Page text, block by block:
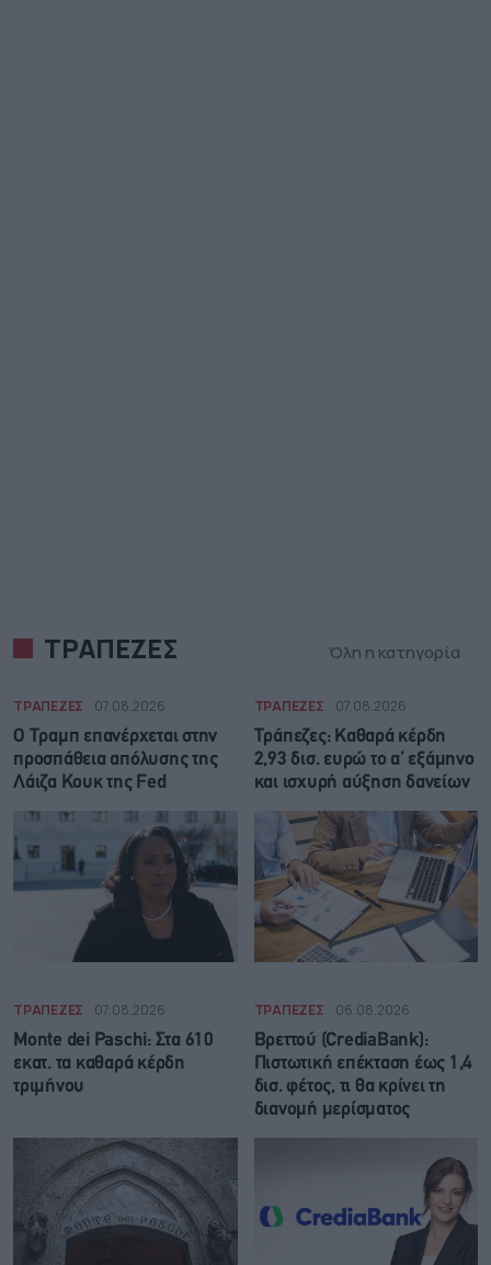
ΤΡΑΠΕΖΕΣ Όλη η κατηγορία
ΤΡΑΠΕΖΕΣ 07.08.2026
Ο Τραμπ επανέρχεται στην
προσπάθεια απόλυσης της
Λάιζα Κουκ της Fed
ΤΡΑΠΕΖΕΣ 07.08.2026
Τράπεζες: Καθαρά κέρδη
2,93 δισ. ευρώ το α’ εξάμηνο
και ισχυρή αύξηση δανείων
ΤΡΑΠΕΖΕΣ 07.08.2026
Monte dei Paschi: Στα 610
εκατ. τα καθαρά κέρδη
τριμήνου
ΤΡΑΠΕΖΕΣ 06.08.2026
Βρεττού (CrediaBank):
Πιστωτική επέκταση έως 1,4
δισ. φέτος, τι θα κρίνει τη
διανομή μερίσματος